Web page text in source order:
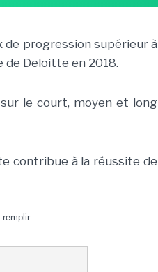
progression supérieur à
de Deloitte en 2018.
le court, moyen et long
contribue à la réussite de
remplir